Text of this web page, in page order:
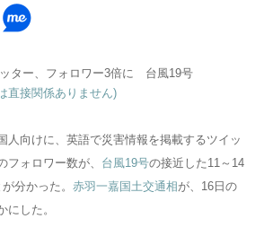
直接関係ありません)
向けに、英語で災害情報を掲載するツイッ
フォロワー数が、 台風19号の接近した11～14
分かった。 赤羽一嘉国土交通相が、16日の
にした。